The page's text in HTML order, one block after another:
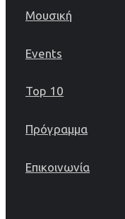
Μουσική
Events
Top 10
Πρόγραμμα
Επικοινωνία